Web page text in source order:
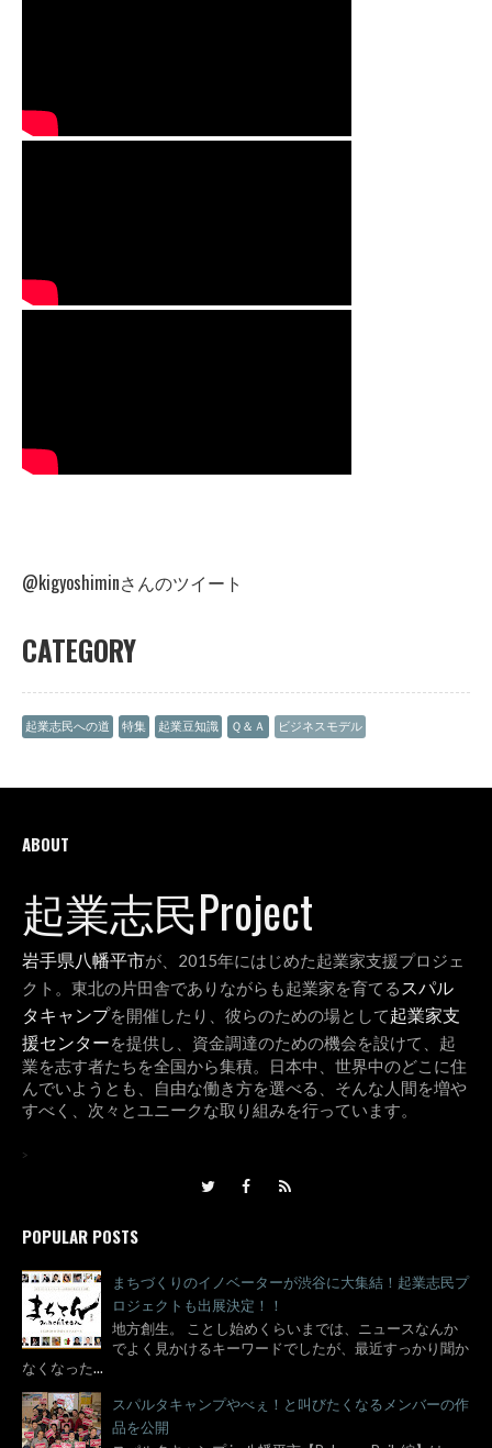
@kigyoshiminさんのツイート
CATEGORY
起業志民への道 特集 起業豆知識 Ｑ＆Ａ ビジネスモデル
ABOUT
起業志民Project
岩手県八幡平市が、2015年にはじめた起業家支援プロジェ
クト。東北の片田舎でありながらも起業家を育てるスパル
タキャンプを開催したり、彼らのための場として起業家支
援センターを提供し、資金調達のための機会を設けて、起
業を志す者たちを全国から集積。日本中、世界中のどこに住
んでいようとも、自由な働き方を選べる、そんな人間を増や
すべく、次々とユニークな取り組みを行っています。
>
POPULAR POSTS
まちづくりのイノベーターが渋谷に大集結！起業志民プ
ロジェクトも出展決定！！
地方創生。 ことし始めくらいまでは、ニュースなんか
でよく見かけるキーワードでしたが、最近すっかり聞か
なくなった...
スパルタキャンプやべぇ！と叫びたくなるメンバーの作
品を公開